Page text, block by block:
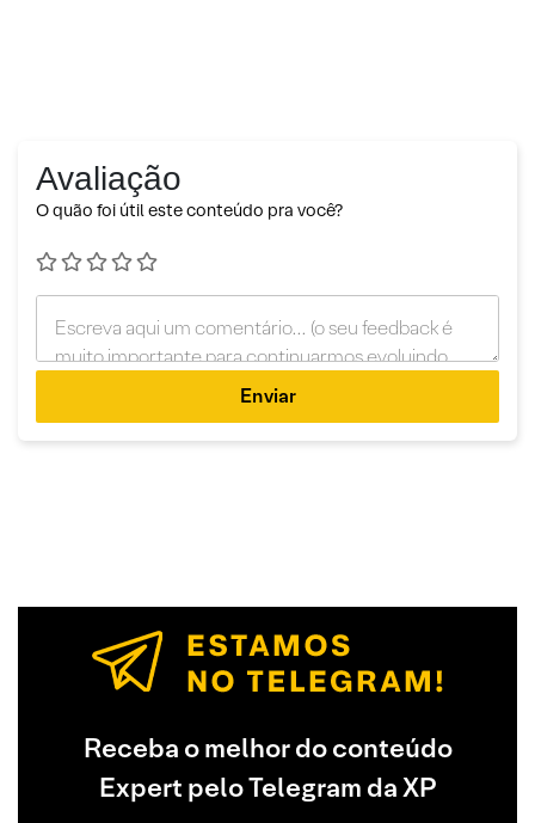
Avaliação
O quão foi útil este conteúdo pra você?
Enviar
Receba o melhor do conteúdo
Expert pelo Telegram da XP